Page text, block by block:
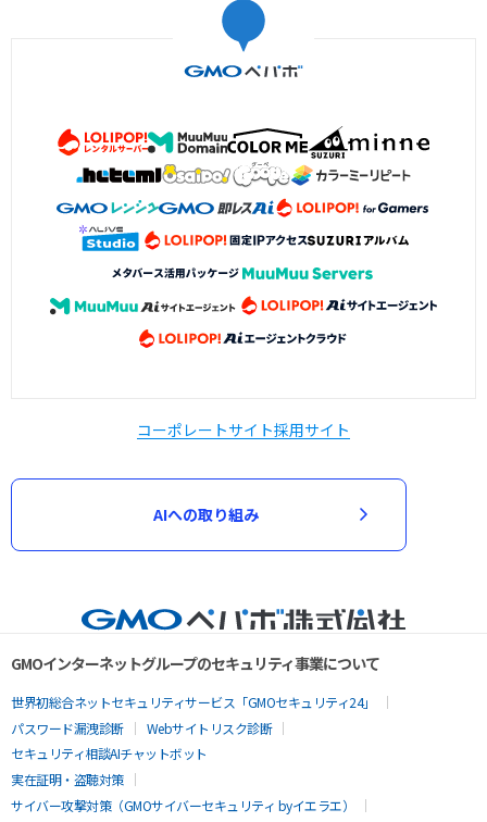
コーポレートサイト採用サイト
AIへの取り組み
GMOインターネットグループのセキュリティ事業について
世界初総合ネットセキュリティサービス「GMOセキュリティ24」
パスワード漏洩診断
Webサイトリスク診断
セキュリティ相談AIチャットボット
実在証明・盗聴対策
サイバー攻撃対策（GMOサイバーセキュリティ byイエラエ）